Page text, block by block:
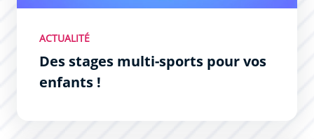
ACTUALITÉ
Des stages multi-sports pour vos
enfants !